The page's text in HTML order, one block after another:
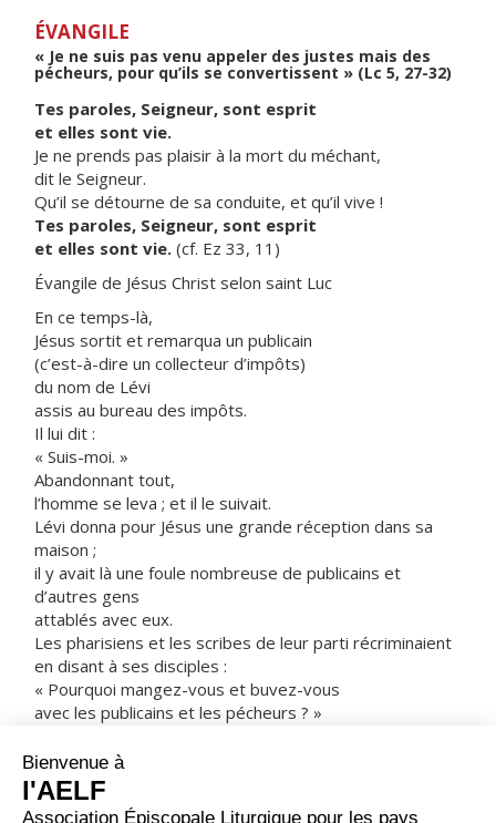
ÉVANGILE
« Je ne suis pas venu appeler des justes mais des
pécheurs, pour qu’ils se convertissent » (Lc 5, 27-32)
Tes paroles, Seigneur, sont esprit
et elles sont vie.
Je ne prends pas plaisir à la mort du méchant,
dit le Seigneur.
Qu’il se détourne de sa conduite, et qu’il vive !
Tes paroles, Seigneur, sont esprit
et elles sont vie. (cf. Ez 33, 11)
Évangile de Jésus Christ selon saint Luc
En ce temps-là,
Jésus sortit et remarqua un publicain
(c’est-à-dire un collecteur d’impôts)
du nom de Lévi
assis au bureau des impôts.
Il lui dit :
« Suis-moi. »
Abandonnant tout,
l’homme se leva ; et il le suivait.
Lévi donna pour Jésus une grande réception dans sa
maison ;
il y avait là une foule nombreuse de publicains et
d’autres gens
attablés avec eux.
Les pharisiens et les scribes de leur parti récriminaient
en disant à ses disciples :
« Pourquoi mangez-vous et buvez-vous
avec les publicains et les pécheurs ? »
« Ce ne sont pas les gens en bonne santé
qui ont besoin du médecin,
mais les malades.